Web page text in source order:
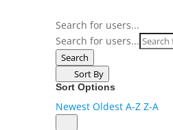
Search for users...
Search for users...
Search
Sort By
Sort Options
Newest Oldest A-Z Z-A